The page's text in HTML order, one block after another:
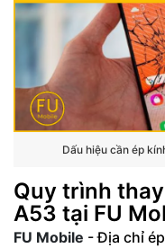
Dấu hiệu cần ép
Quy trình
A53 tại FU
FU Mobile - Địa chỉ